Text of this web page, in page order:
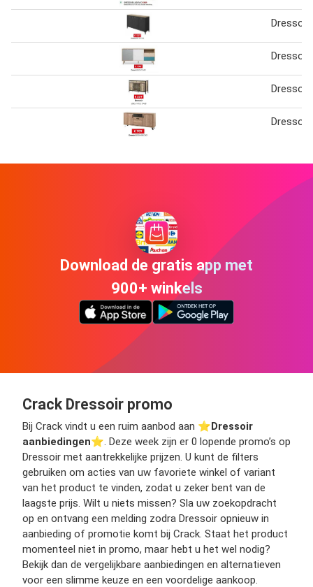
Dressoir
Dressoir
Dressoir
Dressoir
Download de gratis app met
900+ winkels
Crack Dressoir promo
Bij Crack vindt u een ruim aanbod aan ⭐️Dressoir
aanbiedingen⭐️. Deze week zijn er 0 lopende promo’s op
Dressoir met aantrekkelijke prijzen. U kunt de filters
gebruiken om acties van uw favoriete winkel of variant
van het product te vinden, zodat u zeker bent van de
laagste prijs. Wilt u niets missen? Sla uw zoekopdracht
op en ontvang een melding zodra Dressoir opnieuw in
aanbieding of promotie komt bij Crack. Staat het product
momenteel niet in promo, maar hebt u het wel nodig?
Bekijk dan de vergelijkbare aanbiedingen en alternatieven
voor een slimme keuze en een voordelige aankoop.